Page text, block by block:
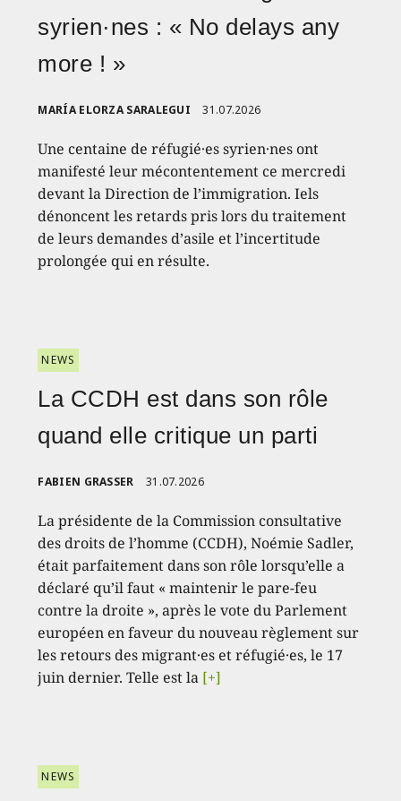
syrien·nes : « No delays any
more ! »
MARÍA ELORZA SARALEGUI 31.07.2026
Une centaine de réfugié·es syrien·nes ont
manifesté leur mécontentement ce mercredi
devant la Direction de l’immigration. Iels
dénoncent les retards pris lors du traitement
de leurs demandes d’asile et l’incertitude
prolongée qui en résulte.
NEWS
La CCDH est dans son rôle
quand elle critique un parti
FABIEN GRASSER 31.07.2026
La présidente de la Commission consultative
des droits de l’homme (CCDH), Noémie Sadler,
était parfaitement dans son rôle lorsqu’elle a
déclaré qu’il faut « maintenir le pare-feu
contre la droite », après le vote du Parlement
européen en faveur du nouveau règlement sur
les retours des migrant·es et réfugié·es, le 17
juin dernier. Telle est la [+]
NEWS